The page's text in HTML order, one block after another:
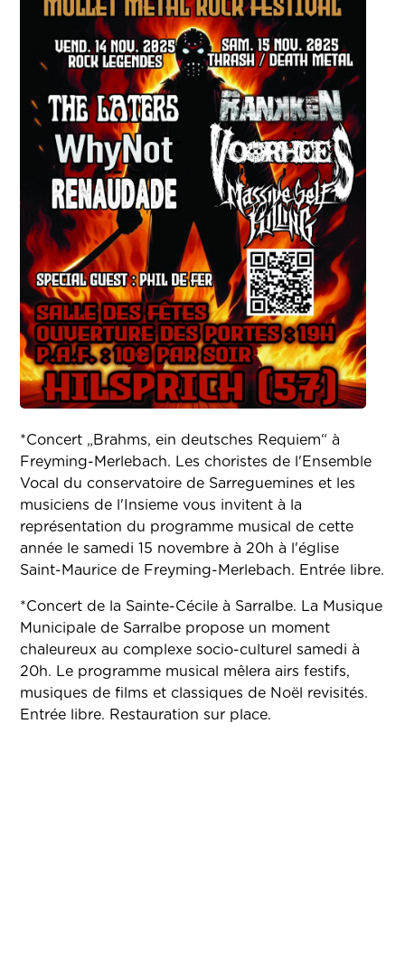
*Concert „Brahms, ein deutsches Requiem“ à
Freyming-Merlebach. Les choristes de l'Ensemble
Vocal du conservatoire de Sarreguemines et les
musiciens de l'Insieme vous invitent à la
représentation du programme musical de cette
année le samedi 15 novembre à 20h à l'église
Saint-Maurice de Freyming-Merlebach. Entrée libre.
*Concert de la Sainte-Cécile à Sarralbe. La Musique
Municipale de Sarralbe propose un moment
chaleureux au complexe socio-culturel samedi à
20h. Le programme musical mêlera airs festifs,
musiques de films et classiques de Noël revisités.
Entrée libre. Restauration sur place.